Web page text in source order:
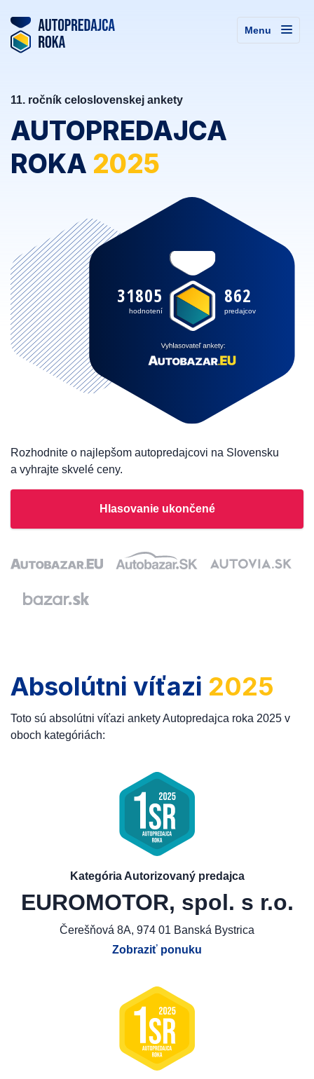
Menu
11. ročník celoslovenskej ankety
AUTOPREDAJCA
ROKA 2025
862
predajcov
31805
hodnotení
Rozhodnite o najlepšom autopredajcovi na Slovensku
a vyhrajte skvelé ceny.
Hlasovanie ukončené
Absolútni víťazi 2025
Toto sú absolútni víťazi ankety Autopredajca roka 2025 v
oboch kategóriách:
Kategória Autorizovaný predajca
EUROMOTOR, spol. s r.o.
Čerešňová 8A, 974 01 Banská Bystrica
Zobraziť ponuku